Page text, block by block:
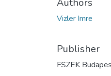
Vizler Imre
Publisher
FSZEK